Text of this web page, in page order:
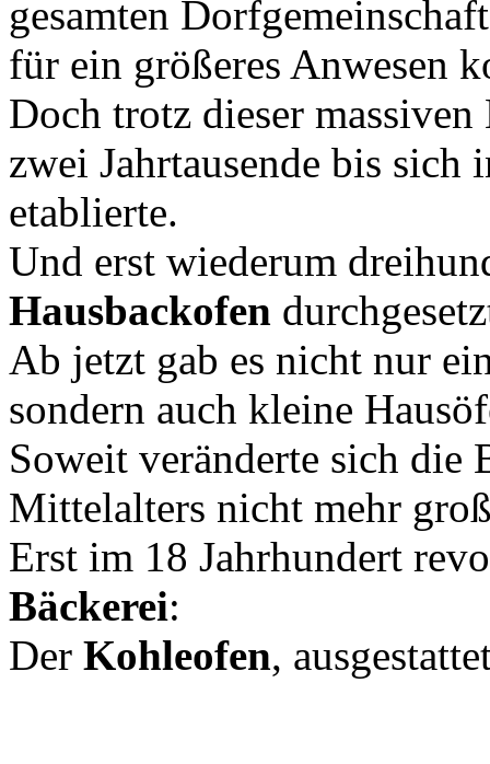
gesamten
für ein größeres Anwesen
Doch trotz dieser
zwei Jahrtausende bis sich
etablierte.
Und erst wiederum
Hausbackofen
Ab jetzt gab es nicht nur
sondern auch kleine
Soweit veränderte sich die
Mittelalters nicht mehr
Erst im 18 Jahrhundert
Bäckerei:
Der Kohleofen,